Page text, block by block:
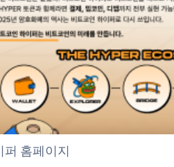
퍼 홈페이지